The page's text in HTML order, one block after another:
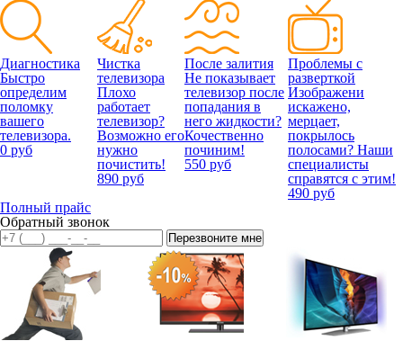
Диагностика
Быстро
определим
поломку
вашего
телевизора.
0 руб
Чистка
телевизора
Плохо
работает
телевизор?
Возможно его
нужно
почистить!
890 руб
После залития
Не показывает
телевизор после
попадания в
него жидкости?
Кочественно
починим!
550 руб
Проблемы с
разверткой
Изображени
искажено,
мерцает,
покрылось
полосами? Наши
специалисты
справятся с этим!
490 руб
Полный прайс
Обратный звонок